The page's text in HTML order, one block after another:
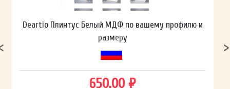
Deartio Плинтус Белый МДФ по вашему профилю и
размеру
650.00 ₽